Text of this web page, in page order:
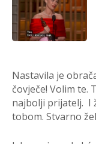
Nastavila je
čovječe! Volim te.
najbolji prijatelj. I
tobom. Stvarno